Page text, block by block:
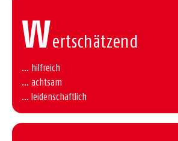
Wertschätzend
... hilfreich
... achtsam
... leidenschaftlich